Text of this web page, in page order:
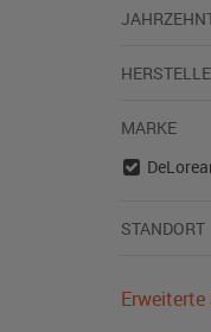
MARKE
STANDORT
Erweiterte